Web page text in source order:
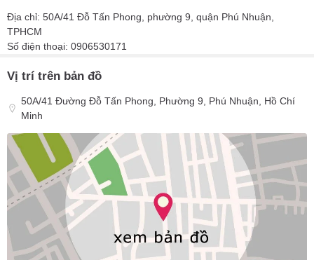
Địa chỉ: 50A/41 Đỗ Tấn Phong, phường 9, quận Phú Nhuận,
TPHCM
Số điện thoại: 0906530171
Vị trí trên bản đồ
50A/41 Đường Đỗ Tấn Phong, Phường 9, Phú Nhuận, Hồ Chí
Minh